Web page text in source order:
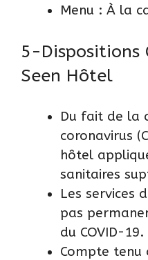
Menu : À la
5-Dispositions
Seen Hôtel
Du fait de la
coronavirus
hôtel
sanitaires
Les services
pas
du COVID-19.
Compte tenu